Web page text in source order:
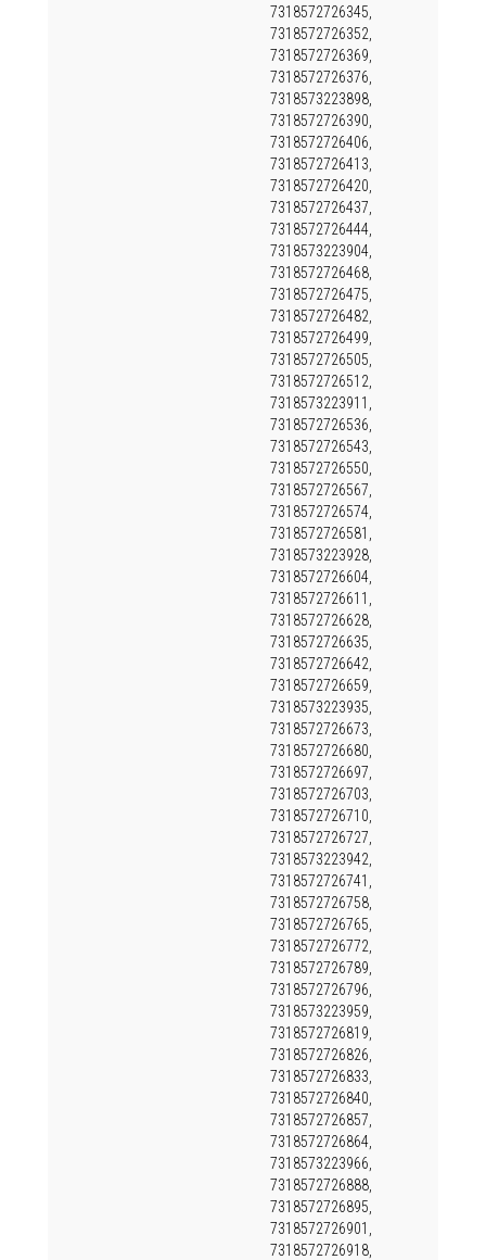
7318572726345,
7318572726352,
7318572726369,
7318572726376,
7318573223898,
7318572726390,
7318572726406,
7318572726413,
7318572726420,
7318572726437,
7318572726444,
7318573223904,
7318572726468,
7318572726475,
7318572726482,
7318572726499,
7318572726505,
7318572726512,
7318573223911,
7318572726536,
7318572726543,
7318572726550,
7318572726567,
7318572726574,
7318572726581,
7318573223928,
7318572726604,
7318572726611,
7318572726628,
7318572726635,
7318572726642,
7318572726659,
7318573223935,
7318572726673,
7318572726680,
7318572726697,
7318572726703,
7318572726710,
7318572726727,
7318573223942,
7318572726741,
7318572726758,
7318572726765,
7318572726772,
7318572726789,
7318572726796,
7318573223959,
7318572726819,
7318572726826,
7318572726833,
7318572726840,
7318572726857,
7318572726864,
7318573223966,
7318572726888,
7318572726895,
7318572726901,
7318572726918,